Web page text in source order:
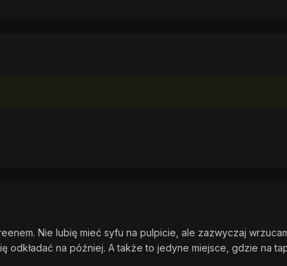
Nie lubię mieć syfu na pulpicie, ale zazwyczaj
odkładać na później. A także to jedyne miejsce, gdzie na